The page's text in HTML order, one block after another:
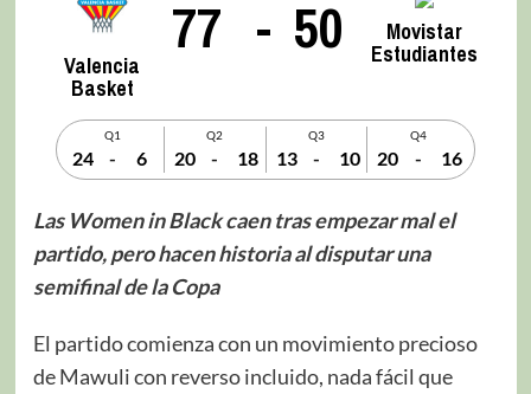
Valencia
Basket
77 - 50 Movistar
Estudiantes
Q1
24 - 6
Q2
20 - 18
Q3
13 - 10
Q4
20 - 16
Las Women in Black caen tras empezar mal el
partido, pero hacen historia al disputar una
semifinal de la Copa
El partido comienza con un movimiento precioso
de Mawuli con reverso incluido, nada fácil que